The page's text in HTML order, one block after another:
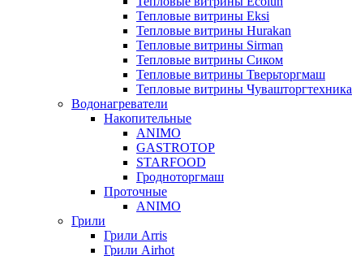
Тепловые витрины Eksi
Тепловые витрины Hurakan
Тепловые витрины Sirman
Тепловые витрины Сиком
Тепловые витрины Тверьторгмаш
Тепловые витрины Чувашторгтехника
Водонагреватели
Накопительные
ANIMO
GASTROTOP
STARFOOD
Гродноторгмаш
Проточные
ANIMO
Грили
Грили Arris
Грили Airhot